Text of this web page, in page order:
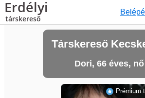
Erdélyi
társkereső
Társkereső
Dori, 66 éves, nő
Prémium